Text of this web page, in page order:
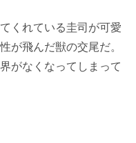
くれている圭司が可愛
が飛んだ獣の交尾だ。
がなくなってしまって